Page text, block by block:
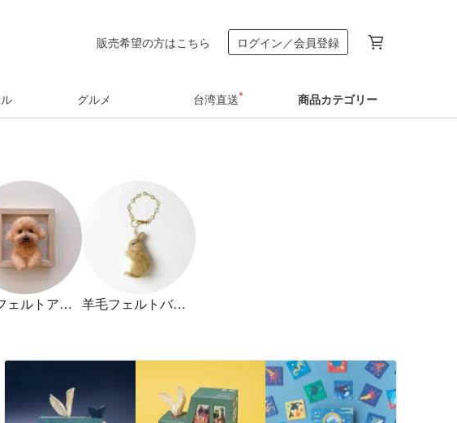
販売希望の方はこちら ログイン／会員登録
グルメ 台湾直送 商品カテゴリー
羊毛フェルトアクセサリー 羊毛フェルトバッグチャーム